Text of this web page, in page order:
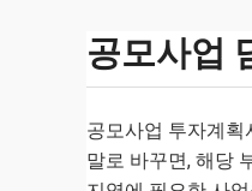
리
공모사업
공모사업 투자계
말로 바꾸면, 해당